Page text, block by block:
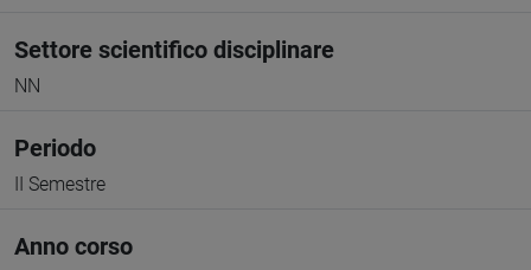
Settore scientifico disciplinare
NN
Periodo
II Semestre
Anno corso